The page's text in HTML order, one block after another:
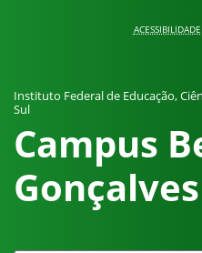
ACESSIBILIDADE
Instituto Federal de Educação,
Sul
Campus
Gonçalves